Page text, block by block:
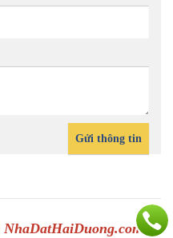
Gửi thông tin
NhaDatHaiDuong.com